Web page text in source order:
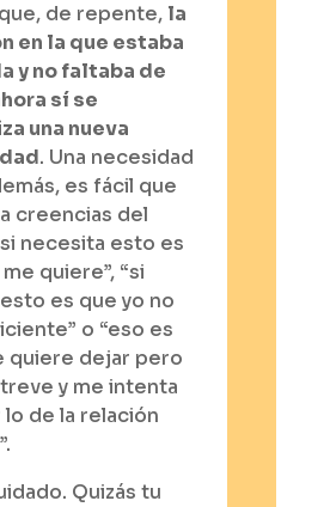
de repente, la
en la que estaba
y no faltaba de
sí se
una nueva
. Una necesidad
es fácil que
creencias del
necesita esto es
quiere”, “si
es que yo no
o “eso es
quiere dejar pero
y me intenta
de la relación
Quizás tu